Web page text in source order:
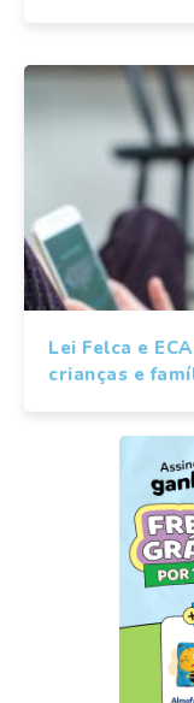
Lei Felca e
crianças e